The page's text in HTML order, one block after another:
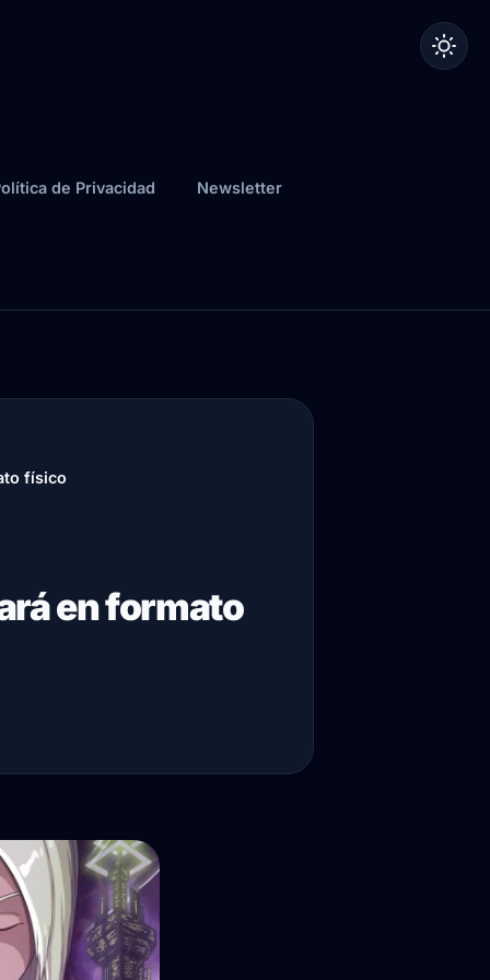
de Privacidad Newsletter
físico
en formato